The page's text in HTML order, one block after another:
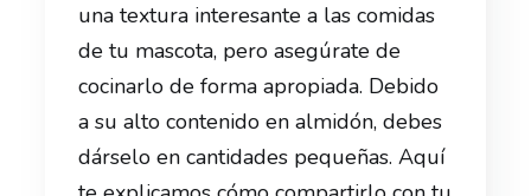
una textura interesante a las comidas
de tu mascota, pero asegúrate de
cocinarlo de forma apropiada. Debido
a su alto contenido en almidón, debes
dárselo en cantidades pequeñas. Aquí